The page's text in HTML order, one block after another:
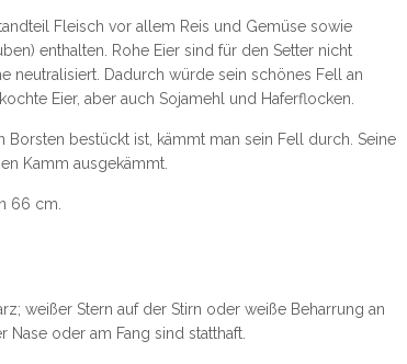
Fleisch vor allem Reis und Gemüse sowie
enthalten. Rohe Eier sind für den Setter nicht
neutralisiert. Dadurch würde sein schönes Fell an
Eier, aber auch Sojamehl und Haferflocken.
bestückt ist, kämmt man sein Fell durch. Seine
Kamm ausgekämmt.
66 cm.
weißer Stern auf der Stirn oder weiße Beharrung an
Nase oder am Fang sind statthaft.